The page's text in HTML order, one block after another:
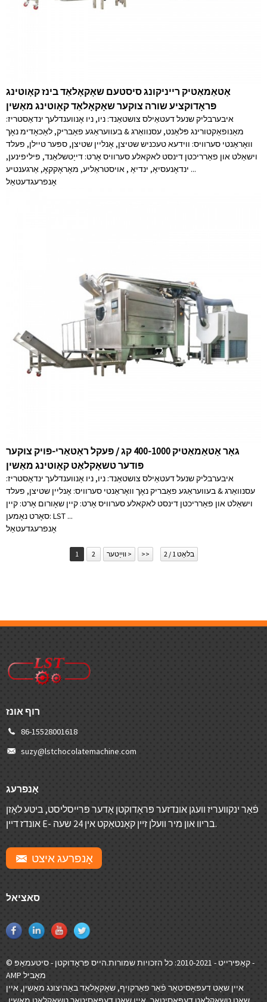
אָטאַמאַטיק רייניקונג סיסטעם שאָקאָלאַד בינז קאָוטינג
פּראָדוקציע שורה צוקער שאָקאָלאַד קאָוטינג מאַשין
איבערבליק שנעל דעטאַילס צושטאַנד: ניו, ניו אָנווענדלעך ינדאַסטריז:
מאַנופאַקטורינג פּלאַנט, עסנוואַרג & בעוועראַגע פאַבריק, לאַכאָדימ נאָך
וואָראַנטי סערוויס: ווידעא טעכניש שטיצן, אָנליין שטיצן, ספּער טיילן, פעלד
וישאַלט און פאַרריכטן דינסט לאקאלע סערוויס אָרט: דייַטשלאַנד, פיליפינען,
ינדאָנעסיאַ, ינדיאַ , אויסטראַליע, מאָראָקקאָ, אַרגענטיע ...
אָנפרעגדעטאַל
גאָר אָטאַמאַטיק 400-1000 קג / פּעקל ראָטאַרי-פּויק צוקער
פּודער טשאָקלאַט קאָוטינג מאַשין
איבערבליק שנעל דעטאַילס צושטאַנד: ניו, ניו אָנווענדלעך ינדאַסטריז:
עסנוואַרג & בעוועראַגע פאַבריק נאָך וואָראַנטי סערוויס: אָנליין שטיצן, פעלד
וישאַלט און פאַרריכטן דינסט לאקאלע סערוויס אָרט: קיין שאָורום אָרט: קיין
סאָרט נאָמען: LST ...
אָנפרעגדעטאַל
1 2 ווייַטער > >> בלאַט 1 / 2
רוף אונז
86-15528001618
suzy@lstchocolatemachine.com
אָנפרעג
פֿאַר ינקוועריז וועגן אונדזער פּראָדוקטן אָדער פּרייסליסט, ביטע לאָזן
אונדז דיין E- בריוו און מיר וועלן זיין קאָנטאַקט אין 24 שעה.
אָנפרעג איצט
סאציאל
© קאַפּירייט - 2010-2021: כל הזכויות שמורות. הייס פּראָדוקטן -סיטעמאַפּ
-
AMP מאָביל
איין שאָט דעפּאָסיטאָר פֿאַר פאַרקויף, שאָקאָלאַד באַהיצונג מאַשין, איין